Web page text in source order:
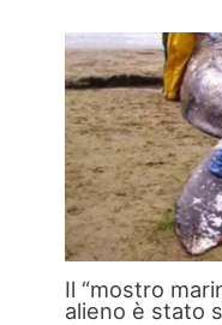
Il “mostro
alieno è stato